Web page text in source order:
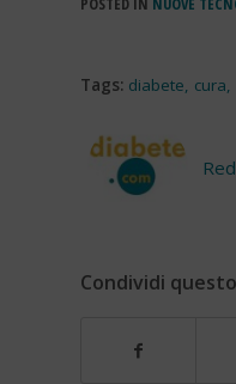
Tags: diabete, cura,
Condividi